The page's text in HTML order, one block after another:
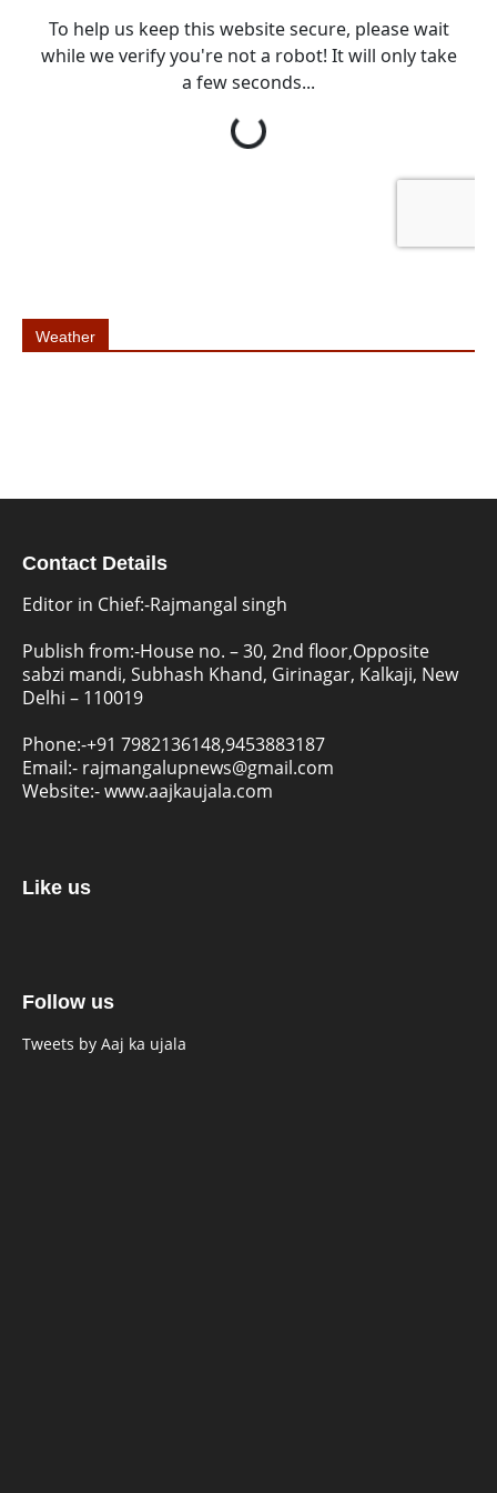
Weather
Contact Details
Editor in Chief:-Rajmangal singh
Publish from:-House no. – 30, 2nd floor,Opposite
sabzi mandi, Subhash Khand, Girinagar, Kalkaji, New
Delhi – 110019
Phone:-+91 7982136148,9453883187
Email:- rajmangalupnews@gmail.com
Website:-www.aajkaujala.com
Like us
Follow us
Tweets by Aaj ka ujala